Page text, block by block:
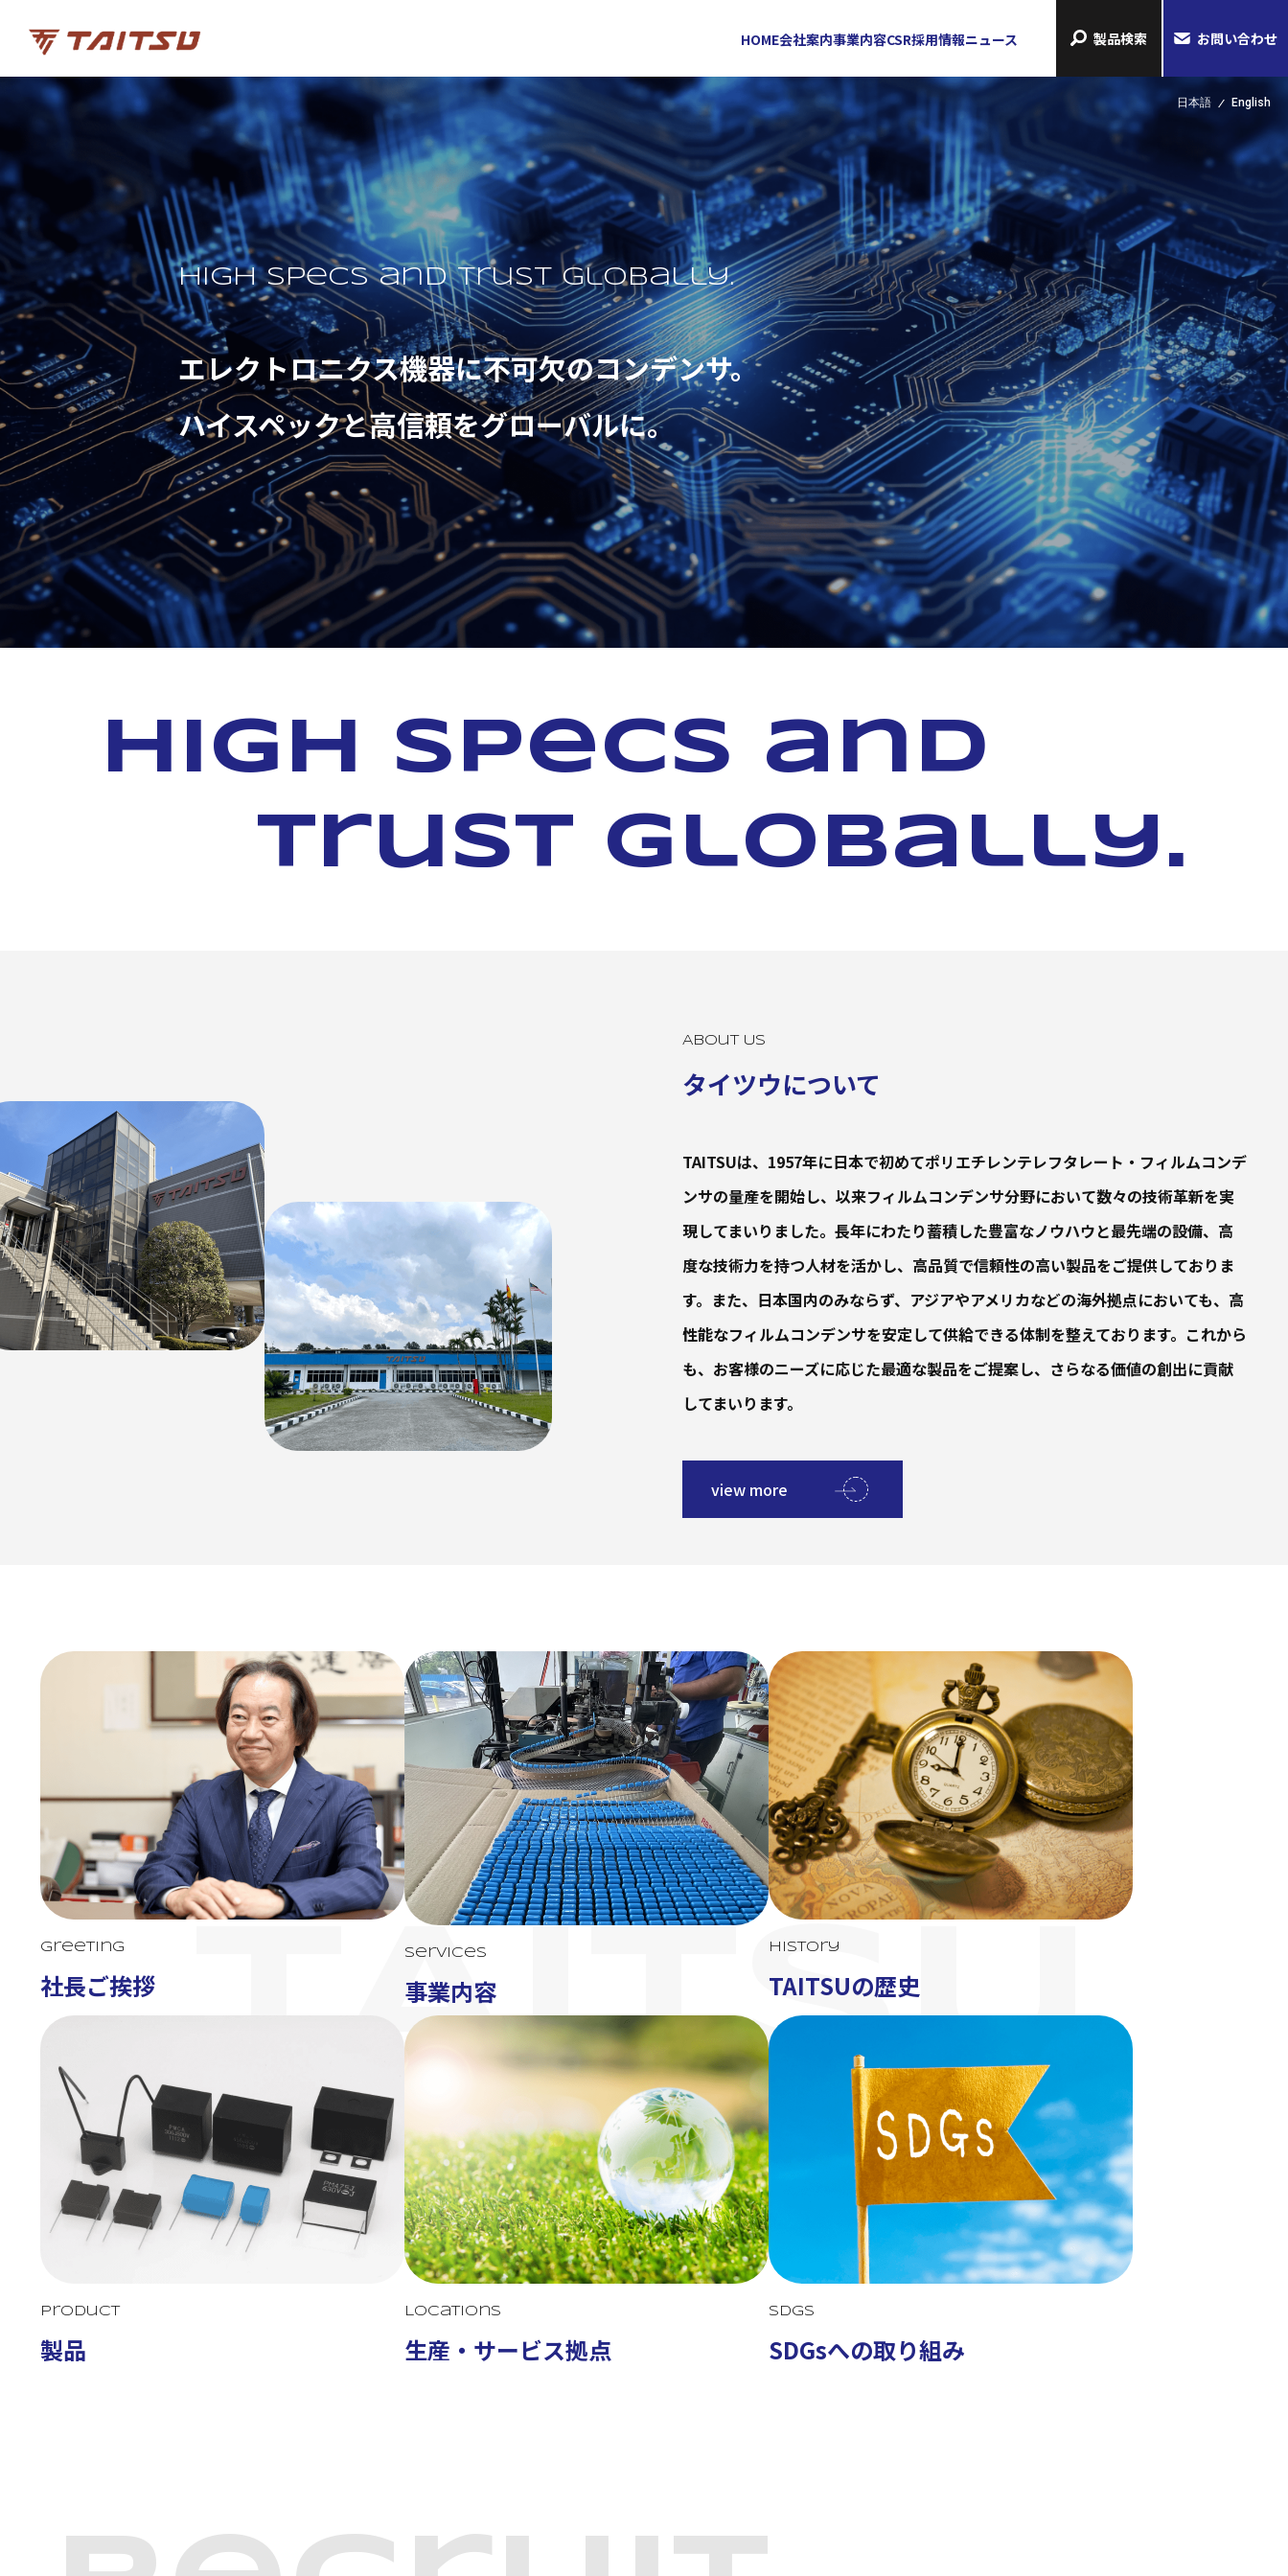
HOME会社案内事業内容CSR採用情報ニュース 製品検索 お問い合わせ
日本語 English
High specs and trust globally.
エレクトロニクス機器に不可欠のコンデンサ。
ハイスペックと高信頼をグローバルに。
High specs and
trust globally.
About Us
タイツウについて
TAITSUは、1957年に日本で初めてポリエチレンテレフタレート・フィルムコンデ
ンサの量産を開始し、以来フィルムコンデンサ分野において数々の技術革新を実
現してまいりました。長年にわたり蓄積した豊富なノウハウと最先端の設備、高
度な技術力を持つ人材を活かし、高品質で信頼性の高い製品をご提供しておりま
す。また、日本国内のみならず、アジアやアメリカなどの海外拠点においても、高
性能なフィルムコンデンサを安定して供給できる体制を整えております。これから
も、お客様のニーズに応じた最適な製品をご提案し、さらなる価値の創出に貢献
してまいります。
view more
TAITSU
Greeting
社長ご挨拶
Services
事業内容
History
TAITSUの歴史
Product
製品
Locations
生産・サービス拠点
SDGs
SDGsへの取り組み